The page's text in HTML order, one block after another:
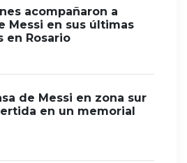
acompañaron a
Messi en sus últimas
en Rosario
de Messi en zona sur
en un memorial